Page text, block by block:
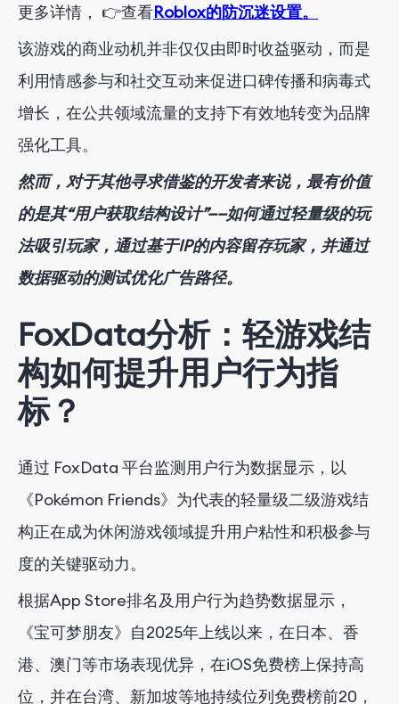
更多详情， 👉查看Roblox的防沉迷设置。
该游戏的商业动机并非仅仅由即时收益驱动，而是
利用情感参与和社交互动来促进口碑传播和病毒式
增长，在公共领域流量的支持下有效地转变为品牌
强化工具。
然而，对于其他寻求借鉴的开发者来说，最有价值
的是其“用户获取结构设计”——如何通过轻量级的玩
法吸引玩家，通过基于IP的内容留存玩家，并通过
数据驱动的测试优化广告路径。
FoxData分析：轻游戏结
构如何提升用户行为指
标？
通过 FoxData 平台监测用户行为数据显示，以
《Pokémon Friends》为代表的轻量级二级游戏结
构正在成为休闲游戏领域提升用户粘性和积极参与
度的关键驱动力。
根据App Store排名及用户行为趋势数据显示，
《宝可梦朋友》自2025年上线以来，在日本、香
港、澳门等市场表现优异，在iOS免费榜上保持高
位，并在台湾、新加坡等地持续位列免费榜前20，